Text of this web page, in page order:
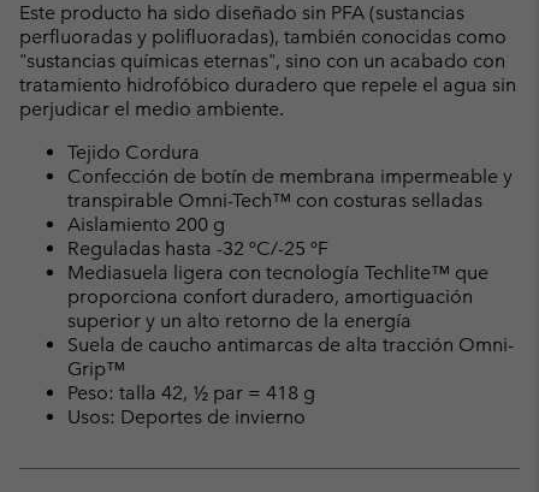
Este producto ha sido diseñado sin PFA (sustancias
perfluoradas y polifluoradas), también conocidas como
"sustancias químicas eternas", sino con un acabado con
tratamiento hidrofóbico duradero que repele el agua sin
perjudicar el medio ambiente.
Tejido Cordura
Confección de botín de membrana impermeable y
transpirable Omni-Tech™ con costuras selladas
Aislamiento 200 g
Reguladas hasta -32 ºC/-25 ºF
Mediasuela ligera con tecnología Techlite™ que
proporciona confort duradero, amortiguación
superior y un alto retorno de la energía
Suela de caucho antimarcas de alta tracción Omni-
Grip™
Peso: talla 42, ½ par = 418 g
Usos: Deportes de invierno